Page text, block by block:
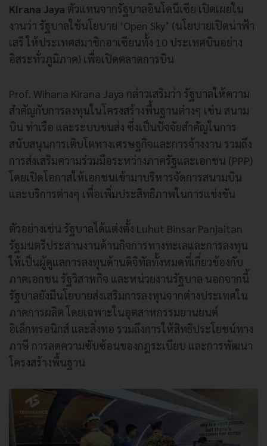
Kirana Jaya ตัวแทนจากรัฐบาลอินโดนีเซีย เปิดเผยใน
งานว่า รัฐบาลใช้นโยบาย ‘Open Sky’ (นโยบายเปิดน่าฟ้า
เสรี ให้ประเทศสมาชิกอาเซียนทั้ง 10 ประเทศบินอย่าง
อิสระทั่วภูมิภาค) เพื่อเปิดตลาดการบิน
Prof. Wihana Kirana Jaya กล่าวเสริมว่า รัฐบาลให้ความ
สำคัญกับการลงทุนในโครงสร้างพื้นฐานต่างๆ เช่น สนาม
บิน ท่าเรือ และระบบขนส่ง ซึ่งเป็นปัจจัยสำคัญในการ
สนับสนุนการเติบโตทางเศรษฐกิจและการจ้างงาน รวมถึง
การส่งเสริมความร่วมมือระหว่างภาครัฐและเอกชน (PPP)
โดยเปิดโอกาสให้เอกชนเข้ามาบริหารจัดการสนามบิน
และบริการต่างๆ เพื่อเพิ่มประสิทธิภาพในการแข่งขัน
ตัวอย่างเช่น รัฐบาลได้แต่งตั้ง Luhut Binsar Panjaitan
รัฐมนตรีประสานงานด้านกิจการทางทะเลและการลงทุน
ให้เป็นผู้ดูแลการลงทุนด้านดิจิทัลทั้งหมดที่เกี่ยวข้องกับ
ภาคเอกชน รัฐวิสาหกิจ และหน่วยงานรัฐบาล นอกจากนี้
รัฐบาลยังมีนโยบายส่งเสริมการลงทุนจากต่างประเทศใน
ภาคการผลิต โดยเฉพาะในอุตสาหกรรมยานยนต์
อิเล็กทรอนิกส์ และสิ่งทอ รวมถึงการให้สิทธิประโยชน์ทาง
ภาษี การลดความซับซ้อนของกฎระเบียบ และการพัฒนา
โครงสร้างพื้นฐาน